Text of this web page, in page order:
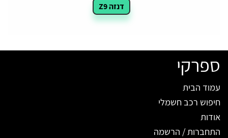
דנזה Z9
ספרקי
עמוד הבית
חיפוש רכב חשמלי
אודות
התחברות / הרשמה